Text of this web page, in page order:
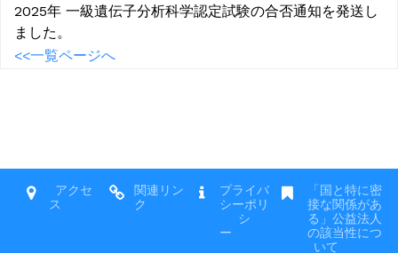
2025年 一級遺伝子分析科学認定試験の合否通知を発送し
ました。
<<一覧ページへ
アクセ
ス
関連リン
ク
プライバ
シーポリ
シ
ー
「国と特に密
接な関係があ
る」公益法人
の該当性につ
いて